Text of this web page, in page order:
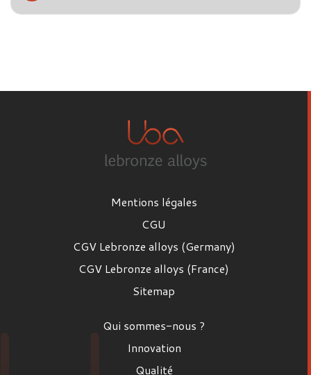
Mentions légales
CGU
CGV Lebronze alloys (Germany)
CGV Lebronze alloys (France)
Sitemap
Qui sommes-nous ?
Innovation
Qualité